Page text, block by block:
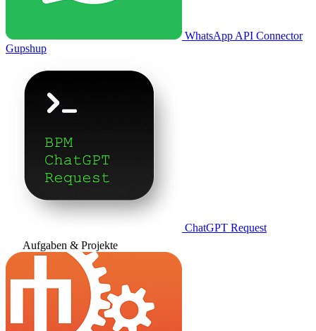
WhatsApp API Connector
Gupshup
ChatGPT Request
Aufgaben & Projekte